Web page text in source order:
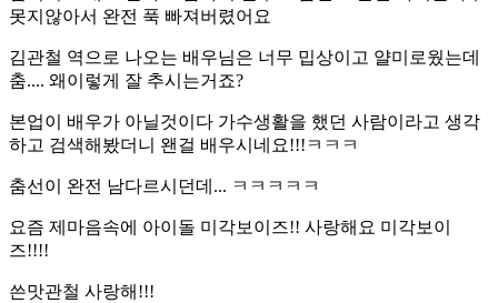
못지않아서 완전 푹 빠져버렸어요
김관철 역으로 나오는 배우님은 너무 밉상이고 얄미로웠는데
춤.... 왜이렇게 잘 추시는거죠?
본업이 배우가 아닐것이다 가수생활을 했던 사람이라고 생각
하고 검색해봤더니 왠걸 배우시네요!!!ㅋㅋㅋ
춤선이 완전 남다르시던데... ㅋㅋㅋㅋㅋ
요즘 제마음속에 아이돌 미각보이즈!! 사랑해요 미각보이
즈!!!!
쓴맛관철 사랑해!!!